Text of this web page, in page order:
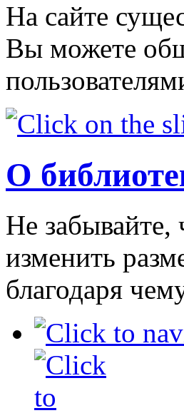
На сайте
Вы можете
О
Не
изменить
благодаря